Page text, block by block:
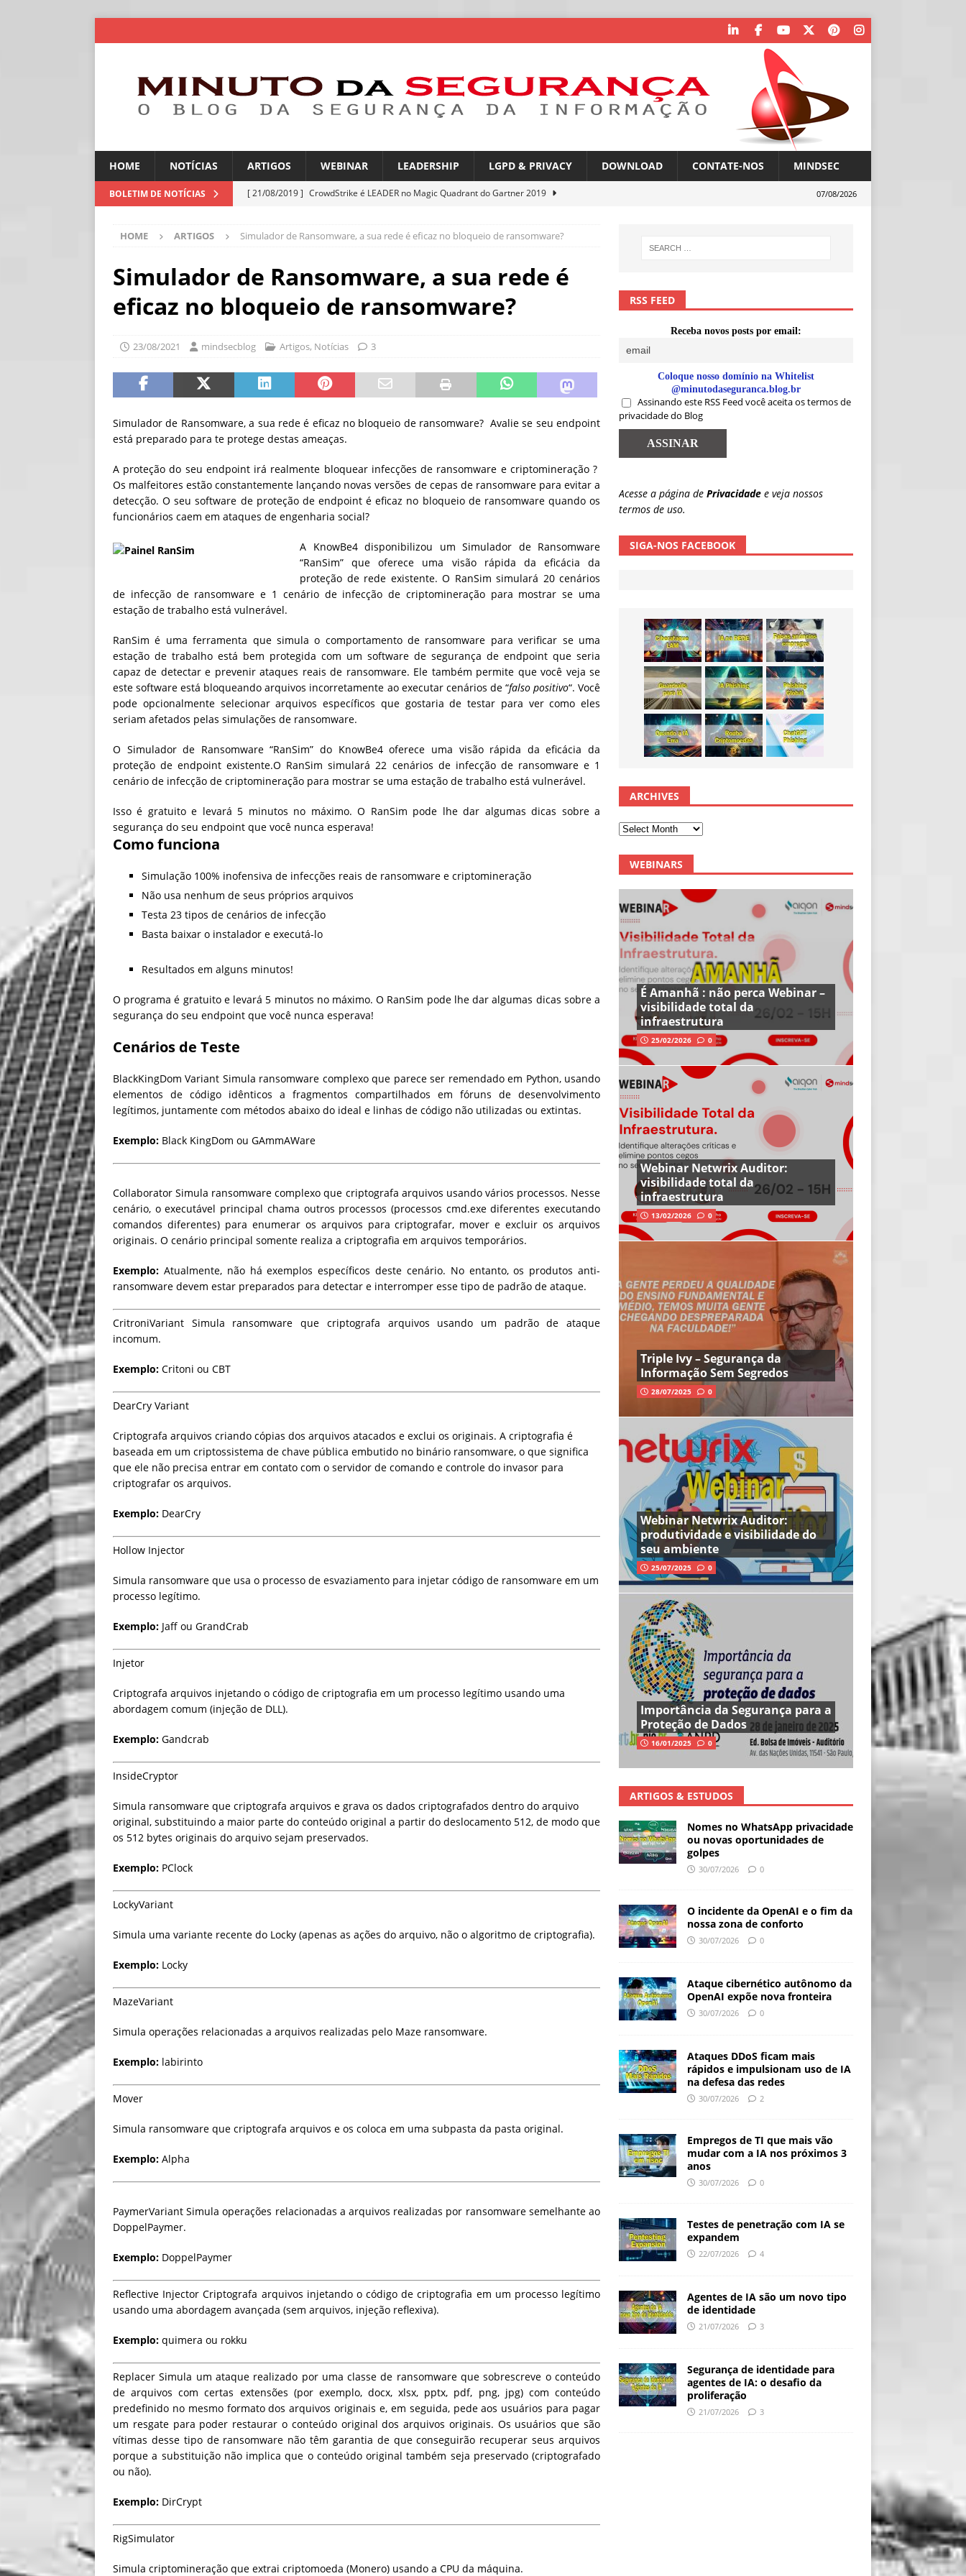
HOME NOTÍCIAS ARTIGOS WEBINAR LEADERSHIP LGPD & PRIVACY DOWNLOAD CONTATE-NOS MINDSEC
BOLETIM DE NOTÍCIAS [ 21/08/2019 ] CrowdStrike é LEADER no Magic Quadrant do Gartner 2019
[ 06/08/2026 ] América Latina é a segunda região mais exposta a ciberameaças
industriais
IA amplia desafio de segurança e governança nas redes corporativas
NOTÍCIAS
[ 06/08/2026 ]
[ 06/08/2026 ]
Sem guardrails, a autonomia da IA se torna um risco
NOTÍCIAS
07/08/2026
HOME ARTIGOS Simulador de Ransomware, a sua rede é eficaz no bloqueio de ransomware?
Simulador de Ransomware, a sua rede é
eficaz no bloqueio de ransomware?
23/08/2021 mindsecblog Artigos, Notícias 3
Simulador de Ransomware, a sua rede é eficaz no bloqueio de ransomware? Avalie se seu endpoint
está preparado para te protege destas ameaças.
A proteção do seu endpoint irá realmente bloquear infecções de ransomware e criptomineração ?
Os malfeitores estão constantemente lançando novas versões de cepas de ransomware para evitar a
detecção. O seu software de proteção de endpoint é eficaz no bloqueio de ransomware quando os
funcionários caem em ataques de engenharia social?
A KnowBe4 disponibilizou um Simulador de Ransomware
“RanSim” que oferece uma visão rápida da eficácia da
proteção de rede existente. O RanSim simulará 20 cenários
de infecção de ransomware e 1 cenário de infecção de criptomineração para mostrar se uma
estação de trabalho está vulnerável.
RanSim é uma ferramenta que simula o comportamento de ransomware para verificar se uma
estação de trabalho está bem protegida com um software de segurança de endpoint que seria
capaz de detectar e prevenir ataques reais de ransomware. Ele também permite que você veja se
este software está bloqueando arquivos incorretamente ao executar cenários de “falso positivo“.Você
pode opcionalmente selecionar arquivos específicos que gostaria de testar para ver como eles
seriam afetados pelas simulações de ransomware.
O Simulador de Ransomware “RanSim” do KnowBe4 oferece uma visão rápida da eficácia da
proteção de endpoint existente.O RanSim simulará 22 cenários de infecção de ransomware e 1
cenário de infecção de criptomineração para mostrar se uma estação de trabalho está vulnerável.
Isso é gratuito e levará 5 minutos no máximo. O RanSim pode lhe dar algumas dicas sobre a
segurança do seu endpoint que você nunca esperava!
Como funciona
Simulação 100% inofensiva de infecções reais de ransomware e criptomineração
Não usa nenhum de seus próprios arquivos
Testa 23 tipos de cenários de infecção
Basta baixar o instalador e executá-lo
Resultados em alguns minutos!
O programa é gratuito e levará 5 minutos no máximo. O RanSim pode lhe dar algumas dicas sobre a
segurança do seu endpoint que você nunca esperava!
Cenários de Teste
BlackKingDom Variant Simula ransomware complexo que parece ser remendado em Python, usando
elementos de código idênticos a fragmentos compartilhados em fóruns de desenvolvimento
legítimos, juntamente com métodos abaixo do ideal e linhas de código não utilizadas ou extintas.
Exemplo: Black KingDom ou GAmmAWare
Collaborator Simula ransomware complexo que criptografa arquivos usando vários processos. Nesse
cenário, o executável principal chama outros processos (processos cmd.exe diferentes executando
comandos diferentes) para enumerar os arquivos para criptografar, mover e excluir os arquivos
originais. O cenário principal somente realiza a criptografia em arquivos temporários.
Exemplo: Atualmente, não há exemplos específicos deste cenário. No entanto, os produtos anti-
ransomware devem estar preparados para detectar e interromper esse tipo de padrão de ataque.
CritroniVariant Simula ransomware que criptografa arquivos usando um padrão de ataque
incomum.
Exemplo: Critoni ou CBT
DearCry Variant
Criptografa arquivos criando cópias dos arquivos atacados e exclui os originais. A criptografia é
baseada em um criptossistema de chave pública embutido no binário ransomware, o que significa
que ele não precisa entrar em contato com o servidor de comando e controle do invasor para
criptografar os arquivos.
Exemplo: DearCry
Hollow Injector
Simula ransomware que usa o processo de esvaziamento para injetar código de ransomware em um
processo legítimo.
Exemplo: Jaff ou GrandCrab
Injetor
Criptografa arquivos injetando o código de criptografia em um processo legítimo usando uma
abordagem comum (injeção de DLL).
Exemplo: Gandcrab
InsideCryptor
Simula ransomware que criptografa arquivos e grava os dados criptografados dentro do arquivo
original, substituindo a maior parte do conteúdo original a partir do deslocamento 512, de modo que
os 512 bytes originais do arquivo sejam preservados.
Exemplo: PClock
LockyVariant
Simula uma variante recente do Locky (apenas as ações do arquivo, não o algoritmo de criptografia).
Exemplo: Locky
MazeVariant
Simula operações relacionadas a arquivos realizadas pelo Maze ransomware.
Exemplo: labirinto
Mover
Simula ransomware que criptografa arquivos e os coloca em uma subpasta da pasta original.
Exemplo: Alpha
PaymerVariantSimula operações relacionadas a arquivos realizadas por ransomware semelhante ao
DoppelPaymer.
Exemplo: DoppelPaymer
Reflective Injector Criptografa arquivos injetando o código de criptografia em um processo legítimo
usando uma abordagem avançada (sem arquivos, injeção reflexiva).
Exemplo: quimera ou rokku
Replacer Simula um ataque realizado por uma classe de ransomware que sobrescreve o conteúdo
de arquivos com certas extensões (por exemplo, docx, xlsx, pptx, pdf, png, jpg) com conteúdo
predefinido no mesmo formato dos arquivos originais e, em seguida, pede aos usuários para pagar
um resgate para poder restaurar o conteúdo original dos arquivos originais. Os usuários que são
vítimas desse tipo de ransomware não têm garantia de que conseguirão recuperar seus arquivos
porque a substituição não implica que o conteúdo original também seja preservado (criptografado
ou não).
Exemplo: DirCrypt
RigSimulator
Simula criptomineração que extrai criptomoeda (Monero) usando a CPU da máquina.
RSS FEED
Receba novos posts por email:
Coloque nosso domínio na Whitelist
@minutodaseguranca.blog.br
Assinando este RSS Feed você aceita os termos de
privacidade do Blog
Acesse a página de Privacidade e veja nossos
termos de uso.
SIGA-NOS FACEBOOK
ARCHIVES
WEBINARS
É Amanhã : não perca Webinar –
visibilidade total da
infraestrutura
25/02/2026 0
Webinar Netwrix Auditor:
visibilidade total da
infraestrutura
13/02/2026 0
Triple Ivy – Segurança da
Informação Sem Segredos
28/07/2025 0
Webinar Netwrix Auditor:
produtividade e visibilidade do
seu ambiente
25/07/2025 0
Importância da Segurança para a
Proteção de Dados
16/01/2025 0
ARTIGOS & ESTUDOS
Nomes no WhatsApp privacidade
ou novas oportunidades de
golpes
30/07/2026 0
O incidente da OpenAI e o fim da
nossa zona de conforto
30/07/2026 0
Ataque cibernético autônomo da
OpenAI expõe nova fronteira
30/07/2026 0
Ataques DDoS ficam mais
rápidos e impulsionam uso de IA
na defesa das redes
30/07/2026 2
Empregos de TI que mais vão
mudar com a IA nos próximos 3
anos
30/07/2026 0
Testes de penetração com IA se
expandem
22/07/2026 4
Agentes de IA são um novo tipo
de identidade
21/07/2026 3
Segurança de identidade para
agentes de IA: o desafio da
proliferação
21/07/2026 3